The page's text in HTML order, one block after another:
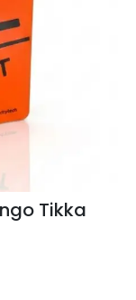
Tikka